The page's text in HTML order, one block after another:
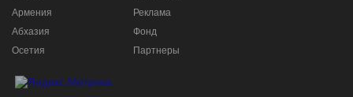
Армения
Абхазия
Осетия
Реклама
Фонд
Партнеры